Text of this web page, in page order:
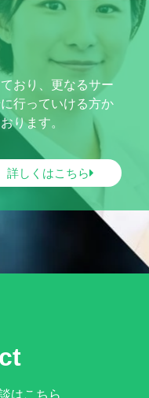
おり、更なるサー
行っていける方か
ります。
詳しくはこちら
はこちら